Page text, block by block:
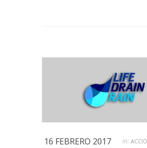
16 FEBRERO 2017 in: